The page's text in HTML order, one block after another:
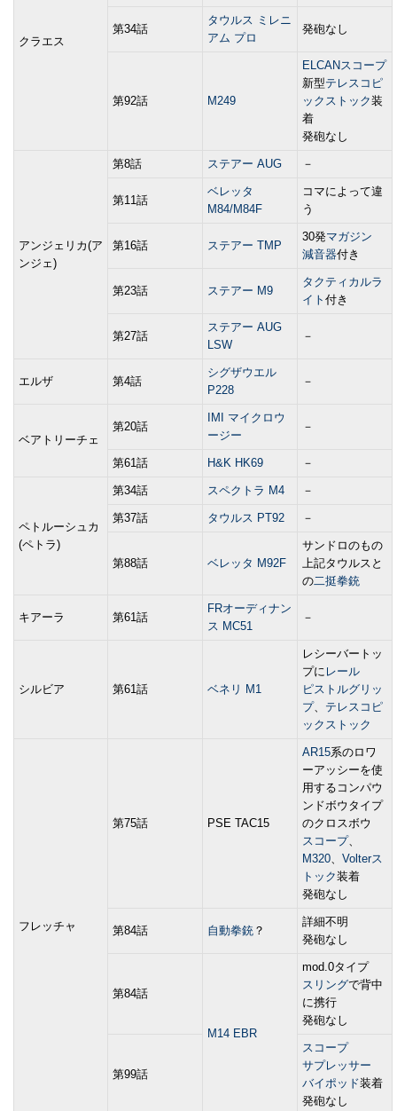
クラエス
第34話
タウルス ミレニ
アム プロ
発砲なし
第92話 M249
ELCANスコープ
新型テレスコピ
ックストック装
着
発砲なし
アンジェリカ(ア
ンジェ)
第8話 ステアー AUG －
第11話
ベレッタ
M84/M84F
コマによって違
う
第16話 ステアー TMP
30発マガジン
減音器付き
第23話 ステアー M9
タクティカルラ
イト 付き
第27話
ステアー AUG
LSW
－
エルザ 第4話
シグザウエル
P228
－
ベアトリーチェ
第20話
IMI マイクロウ
ージー
－
第61話 H&K HK69 －
ペトルーシュカ
(ペトラ)
第34話 スペクトラ M4 －
第37話 タウルス PT92 －
第88話 ベレッタ M92F
サンドロのもの
上記タウルスと
の二挺拳銃
キアーラ 第61話
FRオーディナン
ス MC51
－
シルビア 第61話 ベネリ M1
レシーバートッ
プに レール
ピストルグリッ
プ、 テレスコピ
ックストック
フレッチャ
第75話 PSE TAC15
AR15系のロワ
ーアッシーを使
用するコンパウ
ンドボウタイプ
のクロスボウ
スコープ、
M320、 Volterス
トック装着
発砲なし
第84話 自動拳銃 ？
詳細不明
発砲なし
第84話
M14 EBR
mod.0タイプ
スリングで背中
に携行
発砲なし
第99話
スコープ
サプレッサー
バイポッド装着
発砲なし